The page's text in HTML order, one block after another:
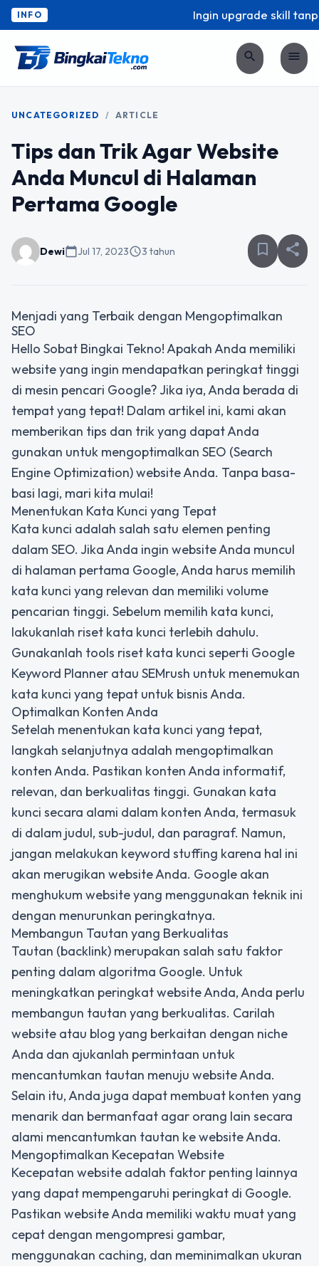
INFO Ingin upgrade skill
search menu
UNCATEGORIZED / ARTICLE
Tips dan Trik Agar Website
Anda Muncul di Halaman
Pertama Google
Dewicalendar_todayJul 17, 2023schedule3 tahun bookmark_border share
Menjadi yang Terbaik dengan Mengoptimalkan
SEO
Hello Sobat Bingkai Tekno! Apakah Anda memiliki
website yang ingin mendapatkan peringkat tinggi
di mesin pencari Google? Jika iya, Anda berada di
tempat yang tepat! Dalam artikel ini, kami akan
memberikan tips dan trik yang dapat Anda
gunakan untuk mengoptimalkan SEO (Search
Engine Optimization) website Anda. Tanpa basa-
basi lagi, mari kita mulai!
Menentukan Kata Kunci yang Tepat
Kata kunci adalah salah satu elemen penting
dalam SEO. Jika Anda ingin website Anda muncul
di halaman pertama Google, Anda harus memilih
kata kunci yang relevan dan memiliki volume
pencarian tinggi. Sebelum memilih kata kunci,
lakukanlah riset kata kunci terlebih dahulu.
Gunakanlah tools riset kata kunci seperti Google
Keyword Planner atau SEMrush untuk menemukan
kata kunci yang tepat untuk bisnis Anda.
Optimalkan Konten Anda
Setelah menentukan kata kunci yang tepat,
langkah selanjutnya adalah mengoptimalkan
konten Anda. Pastikan konten Anda informatif,
relevan, dan berkualitas tinggi. Gunakan kata
kunci secara alami dalam konten Anda, termasuk
di dalam judul, sub-judul, dan paragraf. Namun,
jangan melakukan keyword stuffing karena hal ini
akan merugikan website Anda. Google akan
menghukum website yang menggunakan teknik ini
dengan menurunkan peringkatnya.
Membangun Tautan yang Berkualitas
Tautan (backlink) merupakan salah satu faktor
penting dalam algoritma Google. Untuk
meningkatkan peringkat website Anda, Anda perlu
membangun tautan yang berkualitas. Carilah
website atau blog yang berkaitan dengan niche
Anda dan ajukanlah permintaan untuk
mencantumkan tautan menuju website Anda.
Selain itu, Anda juga dapat membuat konten yang
menarik dan bermanfaat agar orang lain secara
alami mencantumkan tautan ke website Anda.
Mengoptimalkan Kecepatan Website
Kecepatan website adalah faktor penting lainnya
yang dapat mempengaruhi peringkat di Google.
Pastikan website Anda memiliki waktu muat yang
cepat dengan mengompresi gambar,
menggunakan caching, dan meminimalkan ukuran